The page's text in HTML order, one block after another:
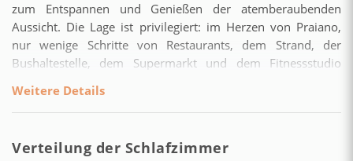
zum Entspannen und Genießen der atemberaubenden
Aussicht. Die Lage ist privilegiert: im Herzen von Praiano,
nur wenige Schritte von Restaurants, dem Strand, der
Bushaltestelle, dem Supermarkt und dem Fitnessstudio
von sechs Personen und befindet sich auf einer oberen und
unteren Etage, die nicht miteinander verbunden sind und
besteht aus einer großen Suite mit Induktionsherd,
Weitere Details
Verteilung der Schlafzimmer